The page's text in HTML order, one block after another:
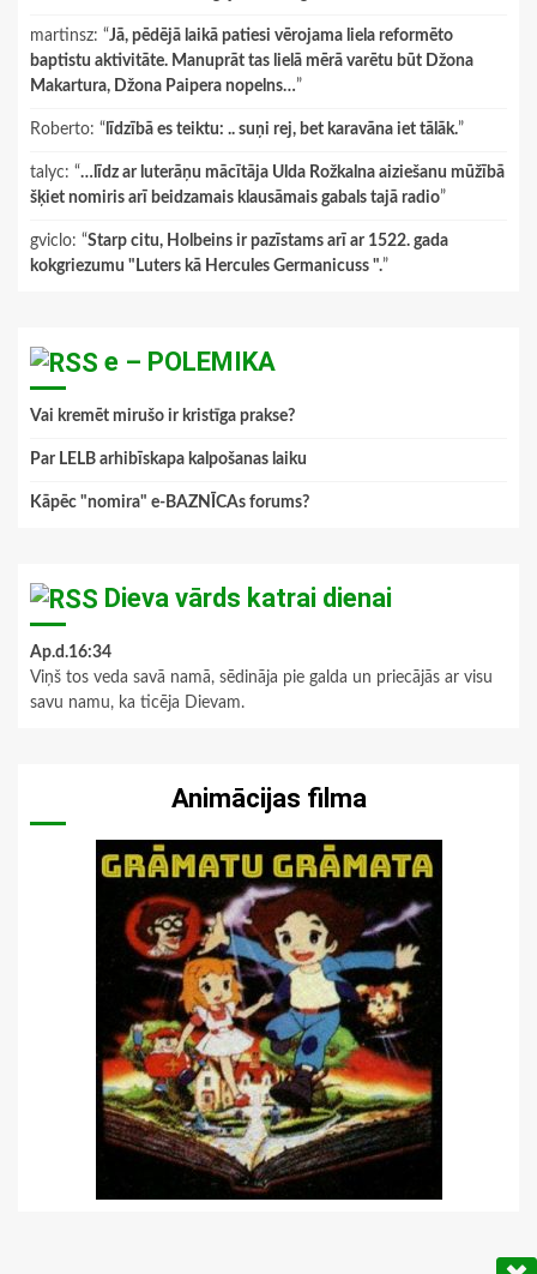
martinsz: “Jā, pēdējā laikā patiesi vērojama liela reformēto
baptistu aktivitāte. Manuprāt tas lielā mērā varētu būt Džona
Makartura, Džona Paipera nopelns…”
Roberto: “ līdzībā es teiktu: .. suņi rej, bet karavāna iet tālāk.”
talyc: “…līdz ar luterāņu mācītāja Ulda Rožkalna aiziešanu mūžībā
šķiet nomiris arī beidzamais klausāmais gabals tajā radio”
gviclo: “Starp citu, Holbeins ir pazīstams arī ar 1522. gada
kokgriezumu "Luters kā Hercules Germanicuss ".”
e – POLEMIKA
Vai kremēt mirušo ir kristīga prakse?
Par LELB arhibīskapa kalpošanas laiku
Kāpēc "nomira" e-BAZNĪCAs forums?
Dieva vārds katrai dienai
Ap.d.16:34
Viņš tos veda savā namā, sēdināja pie galda un priecājās ar visu
savu namu, ka ticēja Dievam.
Animācijas filma